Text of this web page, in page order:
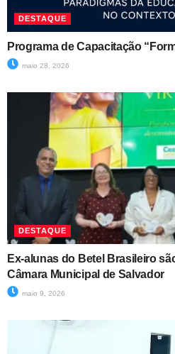
DESTAQUE
Programa de Capacitação
maio 28, 2026
DESTAQUE
Ex-alunas do Betel Brasileiro
Câmara Municipal de Salvador
maio 9, 2026